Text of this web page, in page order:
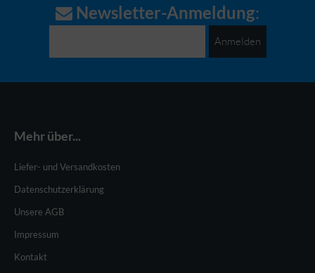
Newsletter-Anmeldung
Anmelden
Mehr über...
Liefer- und Versandkosten
Datenschutzerklärung
Unsere AGB
Impressum
Kontakt